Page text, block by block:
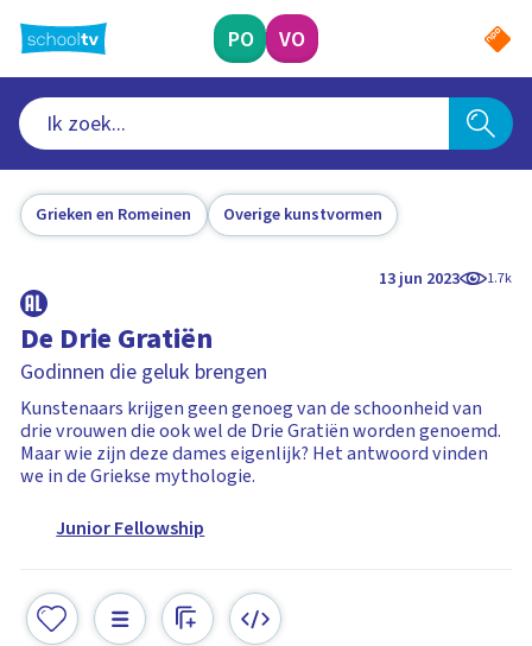
naar
hoofdinhoud
PO VO
Grieken en Romeinen Overige kunstvormen
13 jun 2023 1.7k
De Drie Gratiën
Godinnen die geluk brengen
Kunstenaars krijgen geen genoeg van de schoonheid van
drie vrouwen die ook wel de Drie Gratiën worden genoemd.
Maar wie zijn deze dames eigenlijk? Het antwoord vinden
we in de Griekse mythologie.
Junior Fellowship